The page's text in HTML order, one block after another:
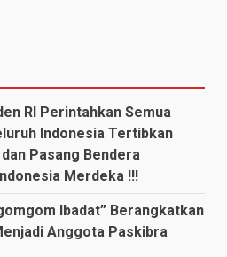
RI Perintahkan Semua
Indonesia Tertibkan
Pasang Bendera
Merdeka !!!
Ibadat” Berangkatkan
Anggota Paskibra